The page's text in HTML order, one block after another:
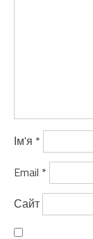
Ім'я *
Email *
Сайт